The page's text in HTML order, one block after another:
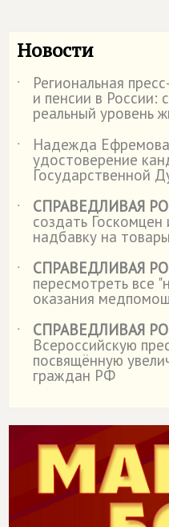
Новости
˙ Региональная
и пенсии в России:
реальный уровень
˙
Надежда Ефремова
удостоверение
Государственной
˙
СПРАВЕДЛИВАЯ
создать Госкомцен
надбавку на
˙
СПРАВЕДЛИВАЯ
пересмотреть все
оказания
˙
СПРАВЕДЛИВАЯ
Всероссийскую
посвящённую
граждан РФ